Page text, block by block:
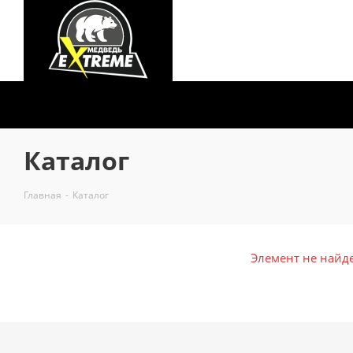
Каталог
Главная - Каталог
Элемент не